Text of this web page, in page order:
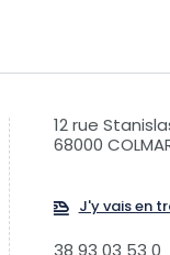
12 rue
68000
J'y vais en